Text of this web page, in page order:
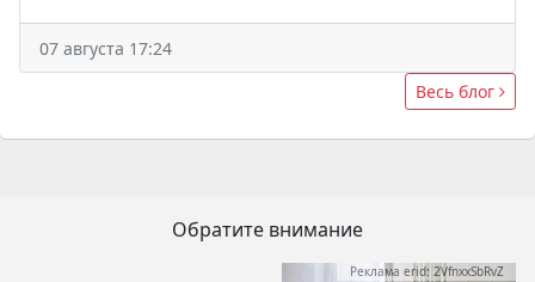
07 августа 17:24
Весь блог
Обратите внимание
Реклама erid: 2VfnxxSbRvZ